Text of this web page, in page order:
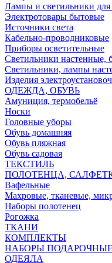
Лампы и светильники для
Электротовары бытовые
Источники света
Кабельно-проводниковые
Приборы осветительные
Светильники настенные,
Светильники, лампы
Изделия
ОДЕЖДА, ОБУВЬ
Амуниция, термобельё
Носки
Головные уборы
Обувь домашняя
Обувь пляжная
Обувь садовая
ТЕКСТИЛЬ
ПОЛОТЕНЦА,
Вафельные
Махровые, тканевые,
Наборы полотенец
Рогожка
ТКАНИ
КОМПЛЕКТЫ
НАБОРЫ ПОДАРОЧНЫЕ
ОДЕЯЛА